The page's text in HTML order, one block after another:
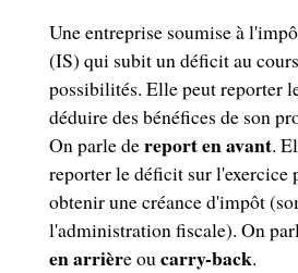
Une entreprise soumise à
(IS) qui subit un déficit au
possibilités. Elle peut reporter
déduire des bénéfices de son
On parle dereport en avant.
reporter le déficit sur l'exercice
obtenir une créance d'impôt
l'administration fiscale). On
en arrière oucarry-back.